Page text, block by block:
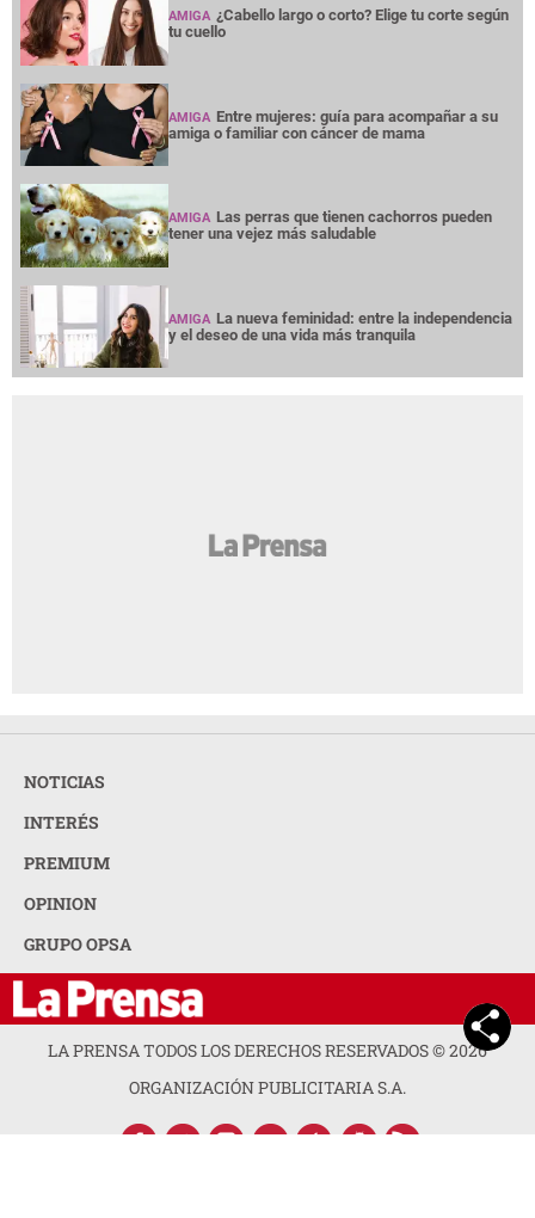
AMIGA ¿Cabello largo o corto? Elige tu corte según
tu cuello
AMIGA Entre mujeres: guía para acompañar a su
amiga o familiar con cáncer de mama
AMIGA Las perras que tienen cachorros pueden
tener una vejez más saludable
AMIGA La nueva feminidad: entre la independencia
y el deseo de una vida más tranquila
NOTICIAS
INTERÉS
PREMIUM
OPINION
GRUPO OPSA
LA PRENSA TODOS LOS DERECHOS RESERVADOS ©2026
ORGANIZACIÓN PUBLICITARIA S.A.